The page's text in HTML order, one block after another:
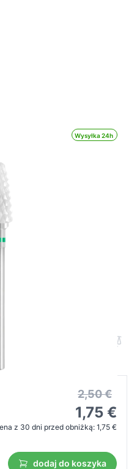
Wysyłka 24h
2,50 €
1,75 €
z 30 dni przed obniżką: 1,75 €
dodaj do koszyka